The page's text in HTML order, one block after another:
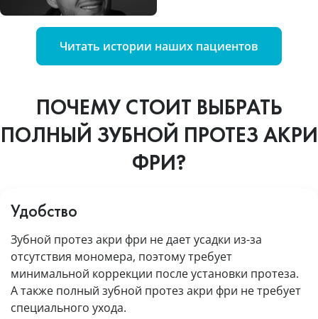
Читать истории наших пациентов
ПОЧЕМУ СТОИТ ВЫБРАТЬ
ПОЛНЫЙ ЗУБНОЙ ПРОТЕЗ АКРИ
ФРИ?
Удобство
Зубной протез акри фри не дает усадки из-за
отсутствия мономера, поэтому требует
минимальной коррекции после установки протеза.
А также полный зубной протез акри фри не требует
специального ухода.